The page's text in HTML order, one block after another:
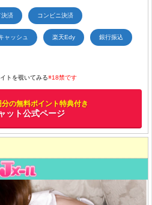
決済 コンビニ決済
ャッシュ 楽天Edy 銀行振込
トを覗いてみる※18禁です
の無料ポイント特典付き
ット公式ページ